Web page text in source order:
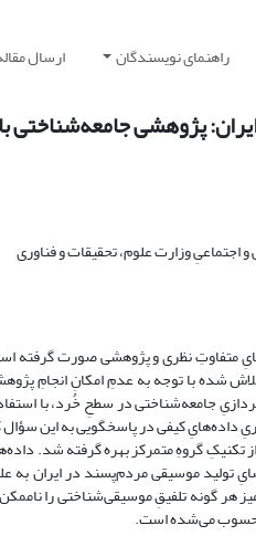
راهنمای نویسندگان ارسال
پژوهشی جامعه‌شناختی
وزارت علوم، تحقیقات و فناوری
متفاوتِ نظری و پژوهشی صورت
شده با توجه به عدمِ امکانِ انجامِ
جامعه‌شناختی در سطحِ خُرد، با
داده‌هایِ کیفی در پاسخگویی به این
تکنیکِ گروهِ متمرکز بهره گرفته شد.
تولید موسیقی مردم‌پسند در ایران به
هر گونه تلفیقِ موسیقی‌شناختی را
محسوب می‌شده است.